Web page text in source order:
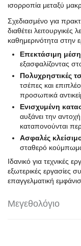
ισορροπία μεταξύ
Σχεδιασμένο για
διαθέτει
καθημερινότητα στην
Επεκτάσιμη
εξασφαλίζοντας
Πολυχρηστικές
τσέπες και
προσωπικά
Ενισχυμένη
αυξάνει την
καταπονούνται
Ασφαλές
σταθερό
Ιδανικό για τεχνικές
εξωτερικές εργασίες
επαγγελματική
Μεγεθολόγιο